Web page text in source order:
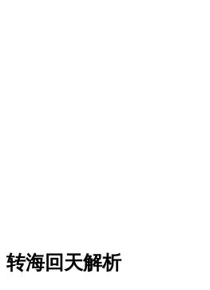
转海回天解析